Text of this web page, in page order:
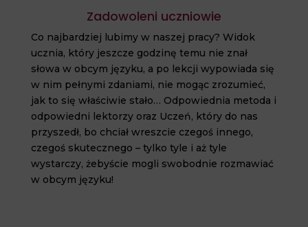
Zadowoleni uczniowie
Co najbardziej lubimy w naszej pracy? Widok
ucznia, który jeszcze godzinę temu nie znał
słowa w obcym języku, a po lekcji wypowiada się
w nim pełnymi zdaniami, nie mogąc zrozumieć,
jak to się właściwie stało… Odpowiednia metoda i
odpowiedni lektorzy oraz Uczeń, który do nas
przyszedł, bo chciał wreszcie czegoś innego,
czegoś skutecznego – tylko tyle i aż tyle
wystarczy, żebyście mogli swobodnie rozmawiać
w obcym języku!